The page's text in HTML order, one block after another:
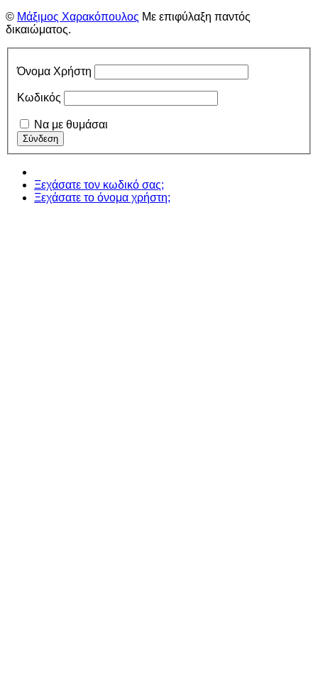
© Μάξιμος Χαρακόπουλος Με επιφύλαξη παντός
δικαιώματος.
Όνομα Χρήστη
Κωδικός
Να με θυμάσαι
Ξεχάσατε τον κωδικό σας;
Ξεχάσατε το όνομα χρήστη;